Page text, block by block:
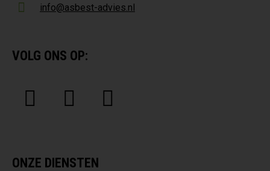
info@asbest-advies.nl
VOLG ONS OP:
ONZE DIENSTEN